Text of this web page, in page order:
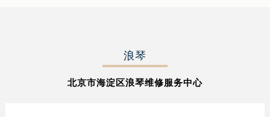
浪琴
北京市海淀区浪琴维修服务中心